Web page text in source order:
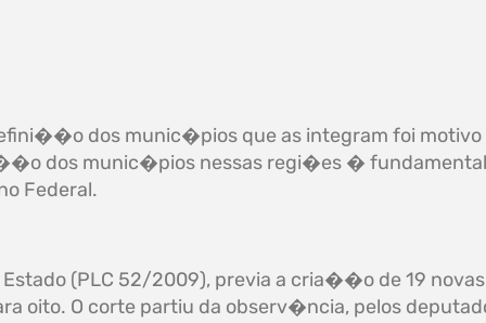
dos munic�pios que as integram foi
dos munic�pios nessas regi�es �
Federal.
(PLC 52/2009), previa a cria��o de 19
oito. O corte partiu da observ�ncia, pelos